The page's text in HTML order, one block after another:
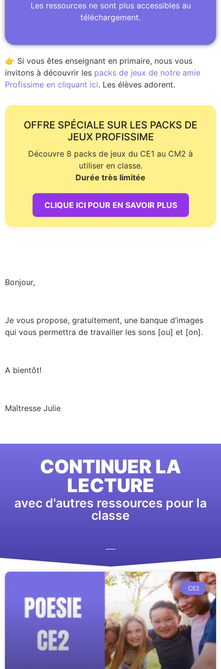
Les ressources ne sont plus accessibles au
téléchargement.
👉 Si vous êtes enseignant en primaire, nous vous
invitons à découvrir les packs de jeux de notre amie
Profissime en cliquant ici. Les élèves adorent.
OFFRE SPÉCIALE SUR LES PACKS DE
JEUX PROFISSIME
Découvre 8 packs de jeux du CE1 au CM2 à
utiliser en classe.
Durée très limitée
CLIQUE ICI POUR EN SAVOIR PLUS
Bonjour,
Je vous propose, gratuitement, une banque d’images
qui vous permettra de travailler les sons [ou] et [on].
A bientôt!
Maîtresse Julie
CONTINUER LA
LECTURE
avec d'autres ressources pour la
classe
CE2